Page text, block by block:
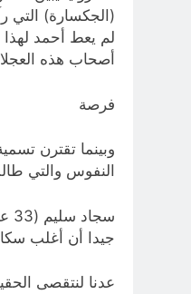
(الجكسارة)
لم يعط أحمد لهذا
أصحاب هذه
فرصة
النفوس والتي
جيدا أن أغلب